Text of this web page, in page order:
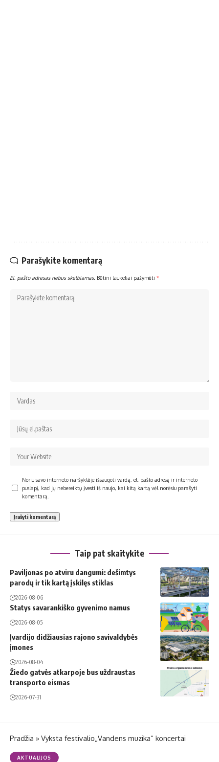
Parašykite komentarą
El. pašto adresas nebus skelbiamas. Būtini laukeliai pažymėti *
Noriu savo interneto naršyklėje išsaugoti vardą, el. pašto adresą ir interneto
puslapį, kad jų nebereiktų įvesti iš naujo, kai kitą kartą vėl norėsiu parašyti
komentarą.
Taip pat skaitykite
Paviljonas po atviru dangumi: dešimtys
parodų ir tik kartą įskilęs stiklas
2026-08-06
Statys savarankiško gyvenimo namus
2026-08-05
Įvardijo didžiausias rajono savivaldybės
įmones
2026-08-04
Žiedo gatvės atkarpoje bus uždraustas
transporto eismas
2026-07-31
Pradžia » Vyksta festivalio„Vandens muzika“ koncertai
AKTUALIJOS